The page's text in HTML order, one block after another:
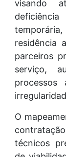
visando
temporária,
residência
parceiros
serviço,
processos
O
técnicos